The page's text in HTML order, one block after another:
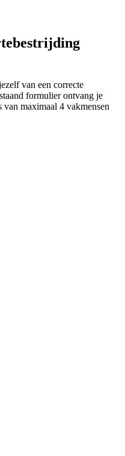
van een correcte
formulier ontvang je
maximaal 4 vakmensen